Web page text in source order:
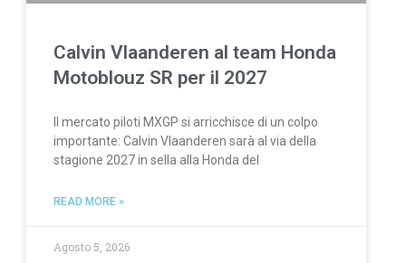
Calvin Vlaanderen al team Honda
Motoblouz SR per il 2027
Il mercato piloti MXGP si arricchisce di un colpo
importante: Calvin Vlaanderen sarà al via della
stagione 2027 in sella alla Honda del
READ MORE »
Agosto 5, 2026